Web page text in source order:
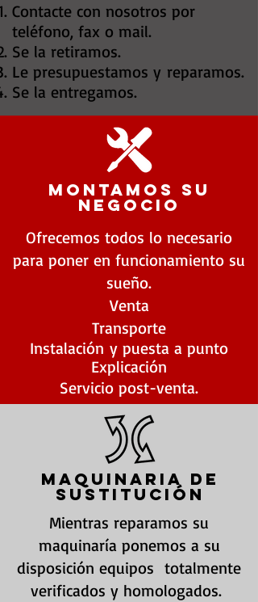
Contacte con nosotros por
teléfono, fax o mail.
Se la retiramos.
Le presupuestamos y reparamos.
Se la entregamos.
montamos su
negocio
Ofrecemos todos lo necesario
para poner en funcionamiento su
sueño.
Venta
Transporte
Instalación y puesta a punto
Explicación
Servicio post-venta.
Maquinaria de
sustitución
Mientras reparamos su
maquinaría ponemos a su
disposición equipos totalmente
verificados y homologados.